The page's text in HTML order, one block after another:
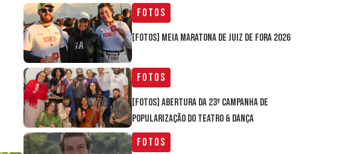
Fotos
[FOTOS] Meia Maratona de Juiz de Fora 2026
Fotos
[FOTOS] Abertura da 23ª Campanha de
Popularização do Teatro & Dança
Fotos